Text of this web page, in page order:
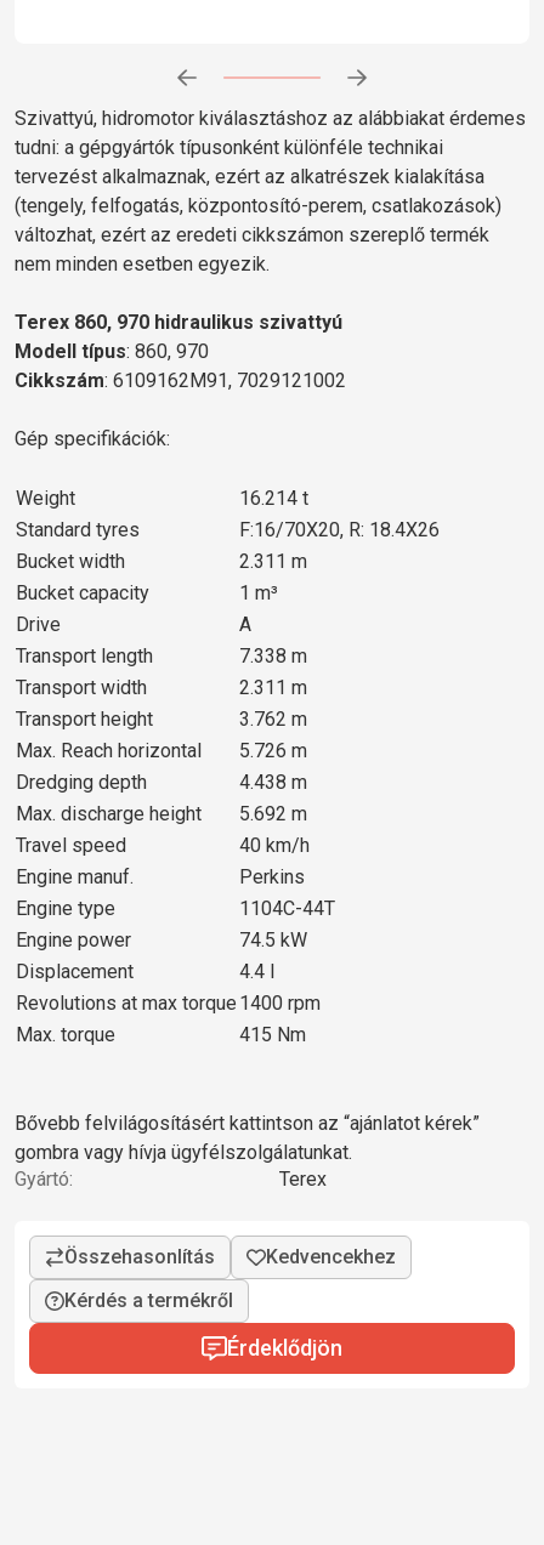
Szivattyú, hidromotor kiválasztáshoz az alábbiakat érdemes
tudni: a gépgyártók típusonként különféle technikai
tervezést alkalmaznak, ezért az alkatrészek kialakítása
(tengely, felfogatás, központosító-perem, csatlakozások)
változhat, ezért az eredeti cikkszámon szereplő termék
nem minden esetben egyezik.
Terex 860, 970 hidraulikus szivattyú
Modell típus: 860, 970
Cikkszám: 6109162M91, 7029121002
Gép specifikációk:
Weight
16.214 t
Standard tyres
F:16/70X20, R: 18.4X26
Bucket width
2.311 m
Bucket capacity
1 m³
Drive
A
Transport length
7.338 m
Transport width
2.311 m
Transport height
3.762 m
Max. Reach horizontal
5.726 m
Dredging depth
4.438 m
Max. discharge height
5.692 m
Travel speed
40 km/h
Engine manuf.
Perkins
Engine type
1104C-44T
Engine power
74.5 kW
Displacement
4.4 l
Revolutions at max torque 1400 rpm
Max. torque
415 Nm
Bővebb felvilágosításért kattintson az “ajánlatot kérek”
gombra vagy hívja ügyfélszolgálatunkat.
Gyártó:
Terex
Kérdés a termékről
Érdeklődjön